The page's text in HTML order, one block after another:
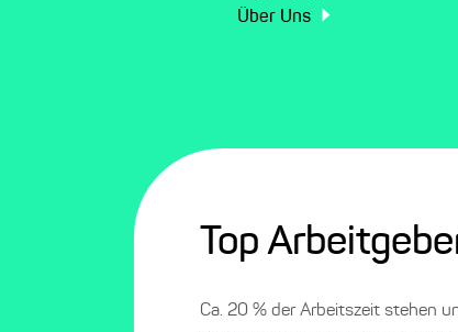
Über Uns
Top
Ca. 20 % der Arbeitszeit stehen